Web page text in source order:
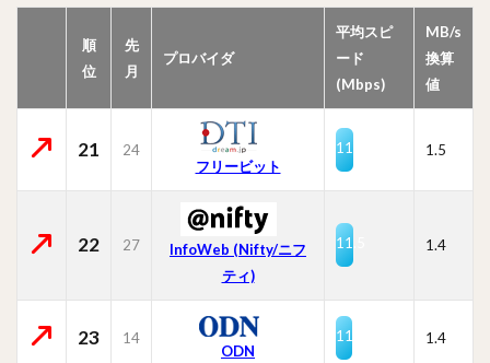
順
位
先
月
プロバイダ
平均スピ
ード
(Mbps)
MB/s
換算
値
21
24
フリービット
11.7 1.5
22 27
InfoWeb (Nifty/ニフ
ティ)
11.5 1.4
23 14
ODN
11.2 1.4